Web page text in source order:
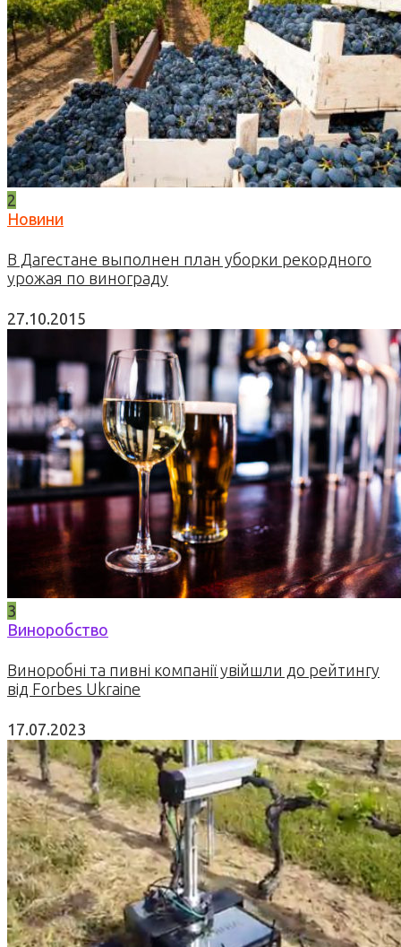
2
Новини
В Дагестане выполнен план уборки рекордного
урожая по винограду
27.10.2015
3
Виноробство
Виноробні та пивні компанії увійшли до рейтингу
від Forbes Ukraine
17.07.2023